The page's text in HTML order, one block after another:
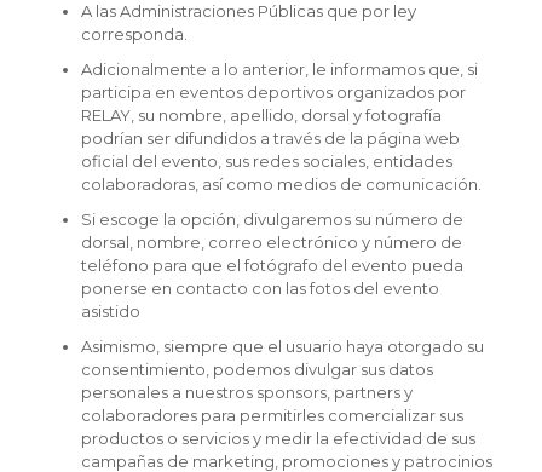
A las Administraciones Públicas que por ley
corresponda.
Adicionalmente a lo anterior, le informamos que, si
participa en eventos deportivos organizados por
RELAY, su nombre, apellido, dorsal y fotografía
podrían ser difundidos a través de la página web
oficial del evento, sus redes sociales, entidades
colaboradoras, así como medios de comunicación.
Si escoge la opción, divulgaremos su número de
dorsal, nombre, correo electrónico y número de
teléfono para que el fotógrafo del evento pueda
ponerse en contacto con las fotos del evento
asistido
Asimismo, siempre que el usuario haya otorgado su
consentimiento, podemos divulgar sus datos
personales a nuestros sponsors, partners y
colaboradores para permitirles comercializar sus
productos o servicios y medir la efectividad de sus
campañas de marketing, promociones y patrocinios